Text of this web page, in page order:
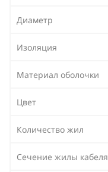
Диаметр
Изоляция
Материал оболочки
Цвет
Количество жил
Сечение жилы кабеля